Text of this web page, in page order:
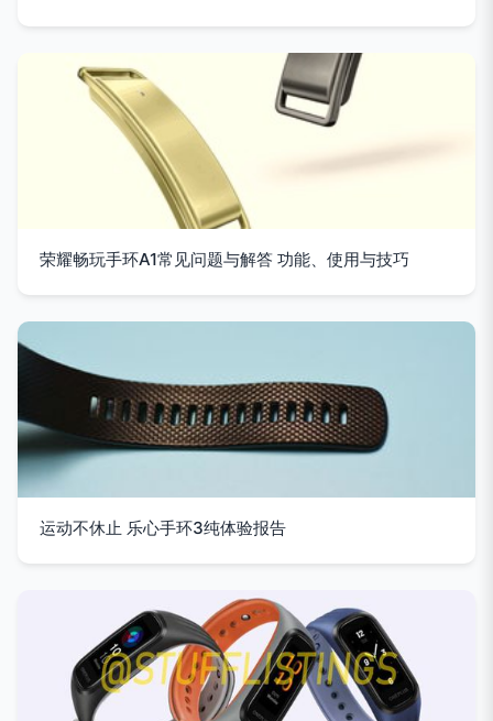
荣耀畅玩手环A1常见问题与解答 功能、使用与技巧
运动不休止 乐心手环3纯体验报告